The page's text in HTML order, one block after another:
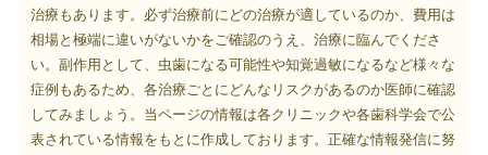
治療もあります。必ず治療前にどの治療が適しているのか、費用は
相場と極端に違いがないかをご確認のうえ、治療に臨んでくださ
い。副作用として、虫歯になる可能性や知覚過敏になるなど様々な
症例もあるため、各治療ごとにどんなリスクがあるのか医師に確認
してみましょう。当ページの情報は各クリニックや各歯科学会で公
表されている情報をもとに作成しております。正確な情報発信に努